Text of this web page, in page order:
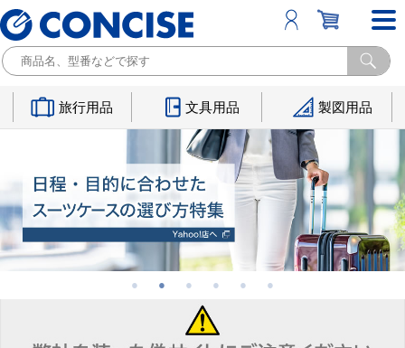
旅行用品 文具用品 製図用品